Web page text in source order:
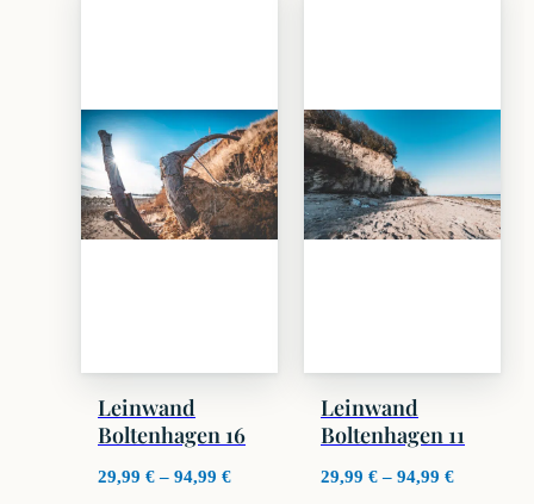
Optionen
können
auf
der
Produktseite
gewählt
werden
Optionen
können
auf
der
Produktseite
gewählt
werden
Leinwand
Boltenhagen 16
29,99 € – 94,99 €Preisspanne:
Leinwand
Boltenhagen 11
29,99 € – 94,99 €